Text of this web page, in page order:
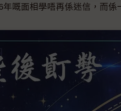
年嘅面相學唔再係迷信，而